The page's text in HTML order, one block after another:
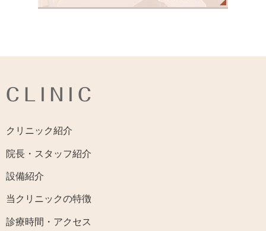
CLINIC
クリニック紹介
院長・スタッフ紹介
設備紹介
当クリニックの特徴
診療時間・アクセス